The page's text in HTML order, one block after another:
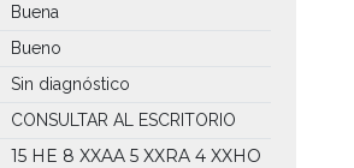
Buena
Bueno
Sin diagnóstico
CONSULTAR AL ESCRITORIO
15 HE 8 XXAA 5 XXRA 4 XXHO